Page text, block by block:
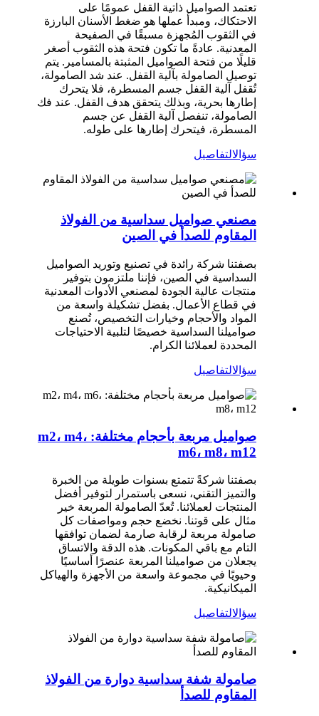
تعتمد الصواميل ذاتية القفل عمومًا على
الاحتكاك، ومبدأ عملها هو ضغط الأسنان البارزة
في الثقوب المُجهزة مسبقًا في الصفيحة
المعدنية. عادةً ما تكون فتحة هذه الثقوب أصغر
قليلًا من فتحة الصواميل المثبتة بالمسامير. يتم
توصيل الصامولة بآلية القفل. عند شد الصامولة،
تُقفل آلية القفل جسم المسطرة، فلا يتحرك
إطارها بحرية، وبذلك يتحقق هدف القفل. عند فك
الصامولة، تنفصل آلية القفل عن جسم
المسطرة، فيتحرك إطارها على طوله.
سؤالالتفاصيل
مصنعي صواميل سداسية من الفولاذ
المقاوم للصدأ في الصين
بصفتنا شركة رائدة في تصنيع وتوريد الصواميل
السداسية في الصين، فإننا ملتزمون بتوفير
منتجات عالية الجودة لمصنعي الأدوات المعدنية
في قطاع الأعمال. بفضل تشكيلة واسعة من
المواد والأحجام وخيارات التخصيص، تُصنع
صواميلنا السداسية خصيصًا لتلبية الاحتياجات
المحددة لعملائنا الكرام.
سؤالالتفاصيل
صواميل مربعة بأحجام مختلفة: m2، m4،
m6، m8، m12
بصفتنا شركةً تتمتع بسنوات طويلة من الخبرة
والتميز التقني، نسعى باستمرار لتوفير أفضل
المنتجات لعملائنا. تُعدّ الصامولة المربعة خير
مثال على قوتنا. نخضع حجم ومواصفات كل
صامولة مربعة لرقابة صارمة لضمان توافقها
التام مع باقي المكونات. هذه الدقة والاتساق
يجعلان من صواميلنا المربعة عنصرًا أساسيًا
وحيويًا في مجموعة واسعة من الأجهزة والهياكل
الميكانيكية.
سؤالالتفاصيل
صامولة شفة سداسية دوارة من الفولاذ
المقاوم للصدأ